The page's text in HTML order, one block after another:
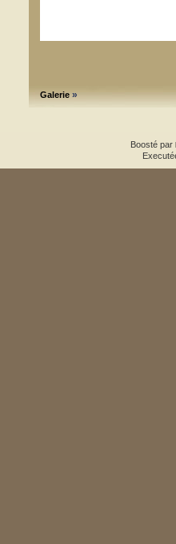
Galerie»
Boosté par